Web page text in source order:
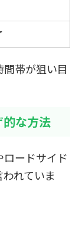
帯が狙い目
な方法
ードサイド
れていま